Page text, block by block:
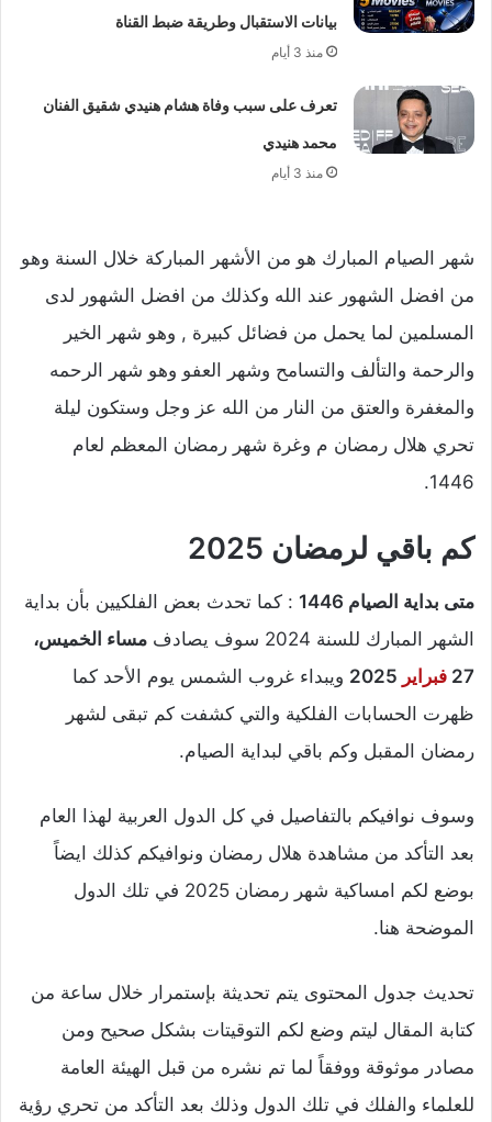
بيانات الاستقبال وطريقة ضبط القناة
منذ 3 أيام
تعرف على سبب وفاة هشام هنيدي شقيق الفنان
محمد هنيدي
منذ 3 أيام
شهر الصيام المبارك هو من الأشهر المباركة خلال السنة وهو
من افضل الشهور عند الله وكذلك من افضل الشهور لدى
المسلمين لما يحمل من فضائل كبيرة , وهو شهر الخير
والرحمة والتألف والتسامح وشهر العفو وهو شهر الرحمه
والمغفرة والعتق من النار من الله عز وجل وستكون ليلة
تحري هلال رمضان م وغرة شهر رمضان المعظم لعام
1446.
كم باقي لرمضان 2025
متى بداية الصيام 1446
: كما تحدث بعض الفلكيين بأن بداية
الشهر المبارك للسنة 2024 سوف يصادف
مساء الخميس،
27 فبراير
ويبداء غروب الشمس يوم الأحد كما
ظهرت الحسابات الفلكية والتي كشفت كم تبقى لشهر
رمضان المقبل وكم باقي لبداية الصيام.
وسوف نوافيكم بالتفاصيل في كل الدول العربية لهذا العام
بعد التأكد من مشاهدة هلال رمضان ونوافيكم كذلك ايضاً
بوضع لكم امساكية شهر رمضان 2025 في تلك الدول
الموضحة هنا.
تحديث جدول المحتوى يتم تحديثة بإستمرار خلال ساعة من
كتابة المقال ليتم وضع لكم التوقيتات بشكل صحيح ومن
مصادر موثوقة ووفقاً لما تم نشره من قبل الهيئة العامة
للعلماء والفلك في تلك الدول وذلك بعد التأكد من تحري رؤية